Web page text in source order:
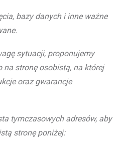
bazy danych i inne ważne
sytuacji, proponujemy
na stronę osobistą, na której
oraz gwarancje
tymczasowych adresów, aby
stronę poniżej: